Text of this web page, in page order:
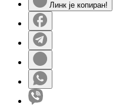
Линк је копиран!